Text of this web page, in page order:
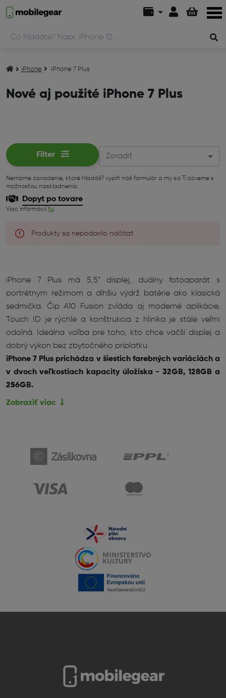
iPhone iPhone 7 Plus
Nové aj použité iPhone 7 Plus
Filter Zoradiť
Nemáme zariadenie, ktoré hľadáš? vyplň náš formulár a my sa Ti ozveme s
možnosťou naskladnenia.
Dopyt po tovare
Viac informácií tu
Produkty sa nepodarilo načítať
iPhone 7 Plus má 5,5" displej, duálny fotoaparát s
portrétnym režimom a dlhšiu výdrž batérie ako klasická
sedmička. Čip A10 Fusion zvláda aj moderné aplikácie,
Touch ID je rýchle a konštrukcia z hliníka je stále veľmi
odolná. Ideálna voľba pre toho, kto chce väčší displej a
dobrý výkon bez zbytočného príplatku.
iPhone 7 Plus prichádza v šiestich farebných variáciách a
v dvoch veľkostiach kapacity úložiska - 32GB, 128GB a
256GB.
Zobraziť viac
fotoaparát a spoľahlivý výkon
iPhone 7 Plus kombinuje elegantný dizajn s praktickými
Retina HD displej s ostrým obrazom a vernými farbami,
detailné snímky, priblížiš obraz bez straty kvality a využiješ
obľúbený portrétny režim pre profesionálne vyzerajúce
Displej – viac priestoru pre prácu aj zábavu
Veľká 5,5" obrazovka s rozlíšením Full HD ponúka dostatok